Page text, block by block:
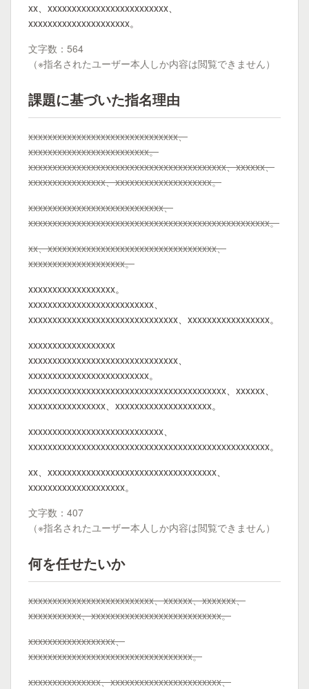
xx、xxxxxxxxxxxxxxxxxxxxxxxxx、
xxxxxxxxxxxxxxxxxxxxx。
文字数：564
（※指名されたユーザー本人しか内容は閲覧できません）
課題に基づいた指名理由
xxxxxxxxxxxxxxxxxxxxxxxxxxxxxxx、
xxxxxxxxxxxxxxxxxxxxxxxxx。
xxxxxxxxxxxxxxxxxxxxxxxxxxxxxxxxxxxxxxxxx、xxxxxx、
xxxxxxxxxxxxxxxx、xxxxxxxxxxxxxxxxxxxx。
xxxxxxxxxxxxxxxxxxxxxxxxxxxx、
xxxxxxxxxxxxxxxxxxxxxxxxxxxxxxxxxxxxxxxxxxxxxxxxxx。
xx、xxxxxxxxxxxxxxxxxxxxxxxxxxxxxxxxxxx、
xxxxxxxxxxxxxxxxxxxx。
xxxxxxxxxxxxxxxxxx。
xxxxxxxxxxxxxxxxxxxxxxxxxx、
xxxxxxxxxxxxxxxxxxxxxxxxxxxxxxx、xxxxxxxxxxxxxxxxx。
xxxxxxxxxxxxxxxxxx
xxxxxxxxxxxxxxxxxxxxxxxxxxxxxxx、
xxxxxxxxxxxxxxxxxxxxxxxxx。
xxxxxxxxxxxxxxxxxxxxxxxxxxxxxxxxxxxxxxxxx、xxxxxx、
xxxxxxxxxxxxxxxx、xxxxxxxxxxxxxxxxxxxx。
xxxxxxxxxxxxxxxxxxxxxxxxxxxx、
xxxxxxxxxxxxxxxxxxxxxxxxxxxxxxxxxxxxxxxxxxxxxxxxxx。
xx、xxxxxxxxxxxxxxxxxxxxxxxxxxxxxxxxxxx、
xxxxxxxxxxxxxxxxxxxx。
文字数：407
（※指名されたユーザー本人しか内容は閲覧できません）
何を任せたいか
xxxxxxxxxxxxxxxxxxxxxxxxxx、xxxxxx、xxxxxxx、
xxxxxxxxxxx、xxxxxxxxxxxxxxxxxxxxxxxxxxx。
xxxxxxxxxxxxxxxxxx、
xxxxxxxxxxxxxxxxxxxxxxxxxxxxxxxxxx。
xxxxxxxxxxxxxxx、xxxxxxxxxxxxxxxxxxxxxxx、